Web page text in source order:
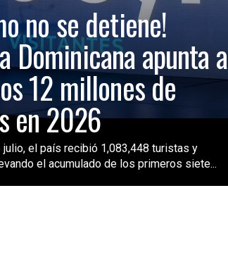
no se detiene!
Dominicana apunta a
12 millones de
en 2026
el país recibió 1,083,448 turistas y
el acumulado de los primeros siete...